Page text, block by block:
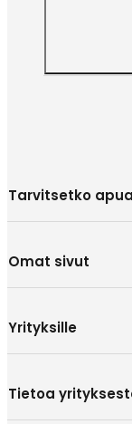
Tarvitsetko
Omat sivut
Yrityksille
Tietoa